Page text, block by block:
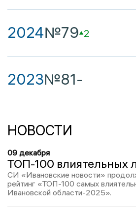
2024№79 2
2023№81-
НОВОСТИ
09 декабря
СИ «Ивановские новости»
рейтинг «ТОП-100 самых
Ивановской области-2025».